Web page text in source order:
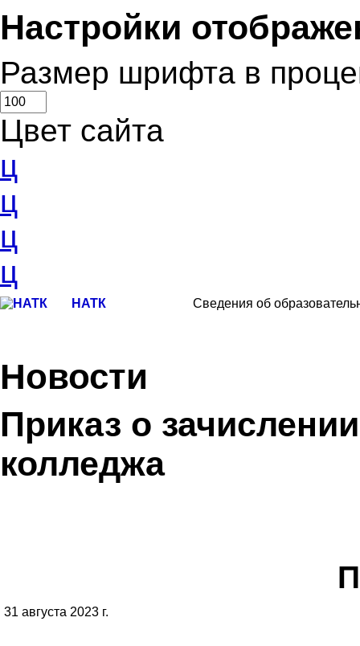
Настройки
Размер шрифта в
Цвет сайта
ц
ц
ц
ц
НАТК Сведения об
Новости
Приказ о
колледжа
31 августа 2023 г.